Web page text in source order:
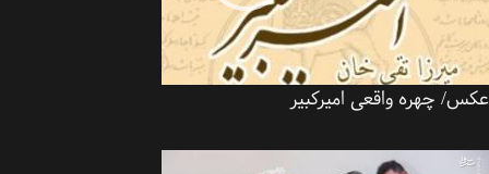
چهره واقعی امیرکبیر